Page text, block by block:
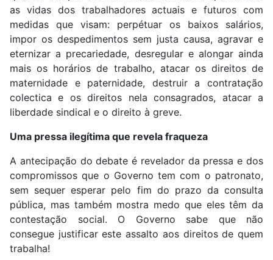
as vidas dos trabalhadores actuais e futuros com
medidas que visam: perpétuar os baixos salários,
impor os despedimentos sem justa causa, agravar e
eternizar a precariedade, desregular e alongar ainda
mais os horários de trabalho, atacar os direitos de
maternidade e paternidade, destruir a contratação
colectica e os direitos nela consagrados, atacar a
liberdade sindical e o direito à greve.
Uma pressa ilegítima que revela fraqueza
A antecipação do debate é revelador da pressa e dos
compromissos que o Governo tem com o patronato,
sem sequer esperar pelo fim do prazo da consulta
pública, mas também mostra medo que eles têm da
contestação social. O Governo sabe que não
consegue justificar este assalto aos direitos de quem
trabalha!